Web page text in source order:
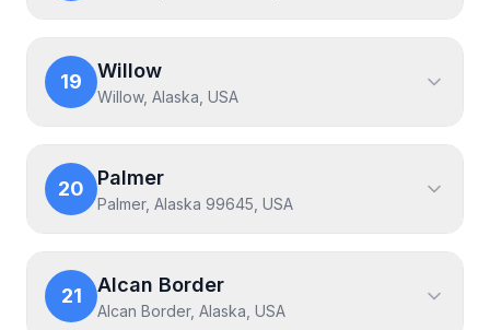
19 Willow
Willow, Alaska, USA
20 Palmer
Palmer, Alaska 99645, USA
21 Alcan Border
Alcan Border, Alaska, USA